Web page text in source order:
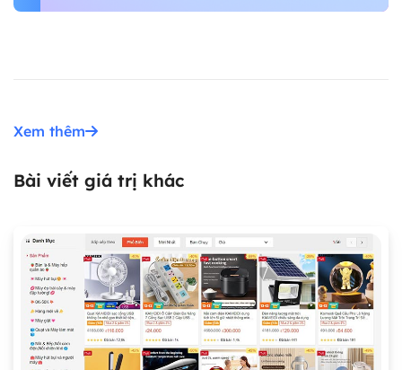
Bài viết giá trị khác
Xem thêm